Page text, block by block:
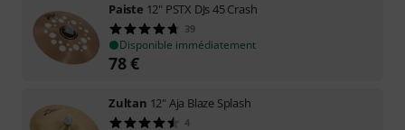
Paiste 12" PSTX DJs 45 Crash
39
Disponible immédiatement
78€
Zultan 12" Aja Blaze Splash
4